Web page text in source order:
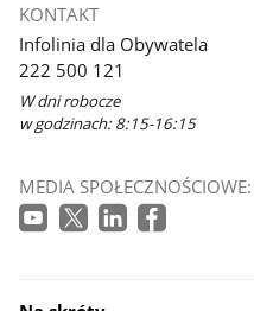
KONTAKT
Infolinia dla Obywatela
222 500 121
W dni robocze
w godzinach: 8:15-16:15
MEDIA SPOŁECZNOŚCIOWE: